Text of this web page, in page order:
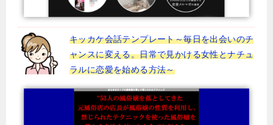
キッカケ会話テンプレート～毎日を出会いのチ
ャンスに変える。日常で見かける女性とナチュ
ラルに恋愛を始める方法～